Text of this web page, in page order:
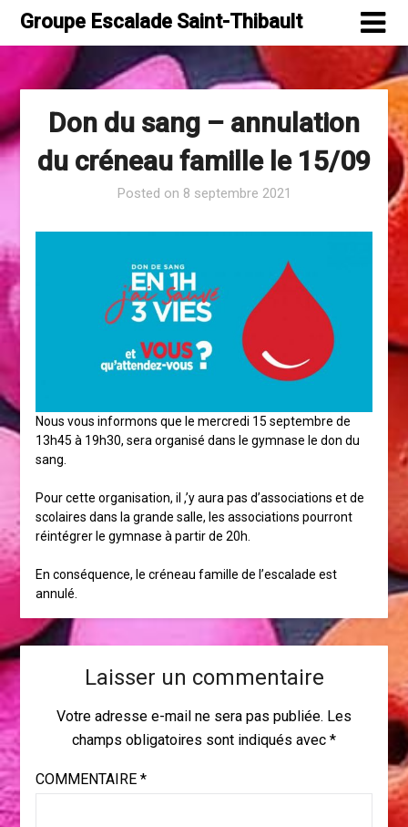
SkipGroupe Escalade Saint-Thibault
Don du sang – annulation
du créneau famille le 15/09
Posted on 8 septembre 2021
Nous vous informons que le mercredi 15 septembre de
13h45 à 19h30, sera organisé dans le gymnase le don du
sang.
Pour cette organisation, il ,’y aura pas d’associations et de
scolaires dans la grande salle, les associations pourront
réintégrer le gymnase à partir de 20h.
En conséquence, le créneau famille de l’escalade est
annulé.
Laisser un commentaire
Votre adresse e-mail ne sera pas publiée. Les
champs obligatoires sont indiqués avec *
COMMENTAIRE *